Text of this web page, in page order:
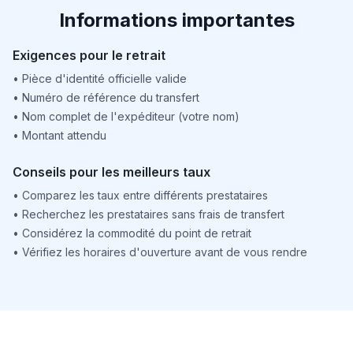
Informations importantes
Exigences pour le retrait
• Pièce d'identité officielle valide
• Numéro de référence du transfert
• Nom complet de l'expéditeur (votre nom)
• Montant attendu
Conseils pour les meilleurs taux
• Comparez les taux entre différents prestataires
• Recherchez les prestataires sans frais de transfert
• Considérez la commodité du point de retrait
• Vérifiez les horaires d'ouverture avant de vous rendre